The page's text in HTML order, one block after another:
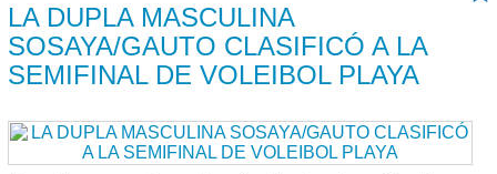
LA DUPLA MASCULINA
SOSAYA/GAUTO CLASIFICÓ A LA
SEMIFINAL DE VOLEIBOL PLAYA